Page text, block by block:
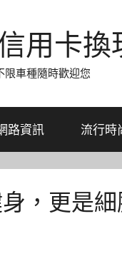
用卡
限車種隨時歡迎您
路資訊 流行時
，更是